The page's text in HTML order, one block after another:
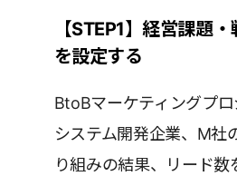
【STEP1】経営課題
を設定する
BtoBマーケティングプ
システム開発企業、M社
り組みの結果、リード数